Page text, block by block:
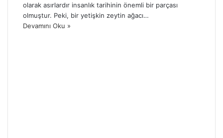
olarak asırlardır insanlık tarihinin önemli bir parçası
olmuştur. Peki, bir yetişkin zeytin ağacı…
Devamını Oku »